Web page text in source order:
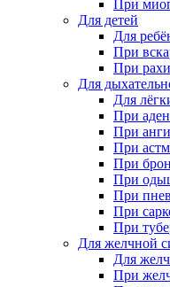
При
Для детей
Для
При
При
Для
Для
При
При
При
При
При
При
При
При
Для желчной
Для
При